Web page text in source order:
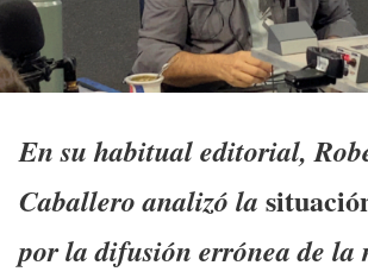
En su habitual editorial,
Caballero analizó la
por la difusión errónea de la